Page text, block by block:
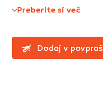
Straniščne školjke, WC deske
obloge
Preberite si več
Dodaj v
Partnerska oglaševalska
prikazovanje ustreznih
Pri delu uporabljajo
brskalnika in naprave. Če